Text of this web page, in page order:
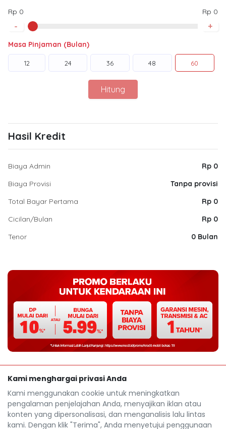
Rp 0 Rp 0
- +
Masa Pinjaman (Bulan)
12 24 36 48 60
Hitung
Hasil Kredit
Biaya Admin
Rp 0
Biaya Provisi
Tanpa provisi
Total Bayar Pertama
Rp 0
Cicilan/Bulan
Rp 0
Tenor
0 Bulan
Kami menghargai privasi Anda
Kami menggunakan cookie untuk meningkatkan
pengalaman penjelajahan Anda, menyajikan iklan atau
konten yang dipersonalisasi, dan menganalisis lalu lintas
kami. Dengan klik "Terima", Anda menyetujui penggunaan